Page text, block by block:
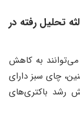
تحلیل رفته در
به کاهش
چای سبز دارای
رشد باکتری‌های